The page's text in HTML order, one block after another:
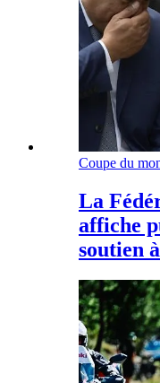
Coupe du
La
affiche
soutien